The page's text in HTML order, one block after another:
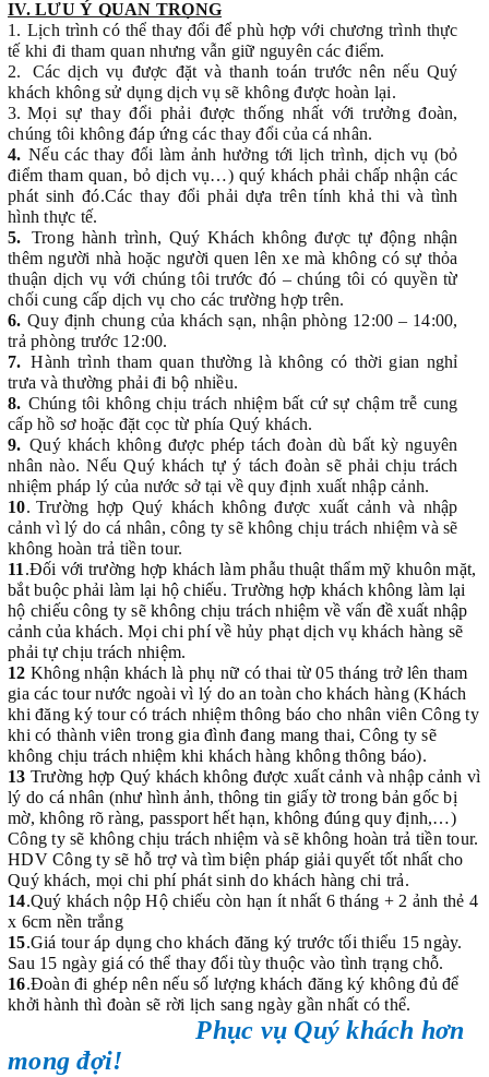
IV. LƯU Ý QUAN TRỌNG
1. Lịch trình có thể thay đổi để phù hợp với chương trình thực
tế khi đi tham quan nhưng vẫn giữ nguyên các điểm.
2.
Các dịch vụ được đặt và thanh toán trước nên nếu Quý
khách không sử dụng dịch vụ sẽ không được hoàn lại.
3. Mọi sự thay đổi phải được thống nhất với trưởng đoàn,
chúng tôi không đáp ứng các thay đổi của cá nhân.
4. Nếu các thay đổi làm ảnh hưởng tới lịch trình, dịch vụ (bỏ
điểm tham quan, bỏ dịch vụ…) quý khách phải chấp nhận các
phát sinh đó.Các thay đổi phải dựa trên tính khả thi và tình
hình thực tế.
5. Trong hành trình, Quý Khách không được tự động nhận
thêm người nhà hoặc người quen lên xe mà không có sự thỏa
thuận dịch vụ với chúng tôi trước đó – chúng tôi có quyền từ
chối cung cấp dịch vụ cho các trường hợp trên.
6. Quy định chung của khách sạn, nhận phòng 12:00 – 14:00,
trả phòng trước 12:00.
7. Hành trình tham quan thường là không có thời gian nghỉ
trưa và thường phải đi bộ nhiều.
8. Chúng tôi không chịu trách nhiệm bất cứ sự chậm trễ cung
cấp hồ sơ hoặc đặt cọc từ phía Quý khách.
9. Quý khách không được phép tách đoàn dù bất kỳ nguyên
nhân nào. Nếu Quý khách tự ý tách đoàn sẽ phải chịu trách
nhiệm pháp lý của nước sở tại về quy định xuất nhập cảnh.
10. Trường hợp Quý khách không được xuất cảnh và nhập
cảnh vì lý do cá nhân, công ty sẽ không chịu trách nhiệm và sẽ
không hoàn trả tiền tour.
11 .Đối với trường hợp khách làm phẫu thuật thẩm mỹ khuôn mặt,
bắt buộc phải làm lại hộ chiếu. Trường hợp khách không làm lại
hộ chiếu công ty sẽ không chịu trách nhiệm về vấn đề xuất nhập
cảnh của khách. Mọi chi phí về hủy phạt dịch vụ khách hàng sẽ
phải tự chịu trách nhiệm.
12 Không nhận khách là phụ nữ có thai từ 05 tháng trở lên tham
gia các tour nước ngoài vì lý do an toàn cho khách hàng (Khách
khi đăng ký tour có trách nhiệm thông báo cho nhân viên Công ty
khi có thành viên trong gia đình đang mang thai, Công ty sẽ
không chịu trách nhiệm khi khách hàng không thông báo).
13 Trường hợp Quý khách không được xuất cảnh và nhập cảnh vì
lý do cá nhân (như hình ảnh, thông tin giấy tờ trong bản gốc bị
mờ, không rõ ràng, passport hết hạn, không đúng quy định,…)
Công ty sẽ không chịu trách nhiệm và sẽ không hoàn trả tiền tour.
HDV Công ty sẽ hỗ trợ và tìm biện pháp giải quyết tốt nhất cho
Quý khách, mọi chi phí phát sinh do khách hàng chi trả.
14.Quý khách nộp Hộ chiếu còn hạn ít nhất 6 tháng + 2 ảnh thẻ 4
x 6cm nền trắng
15.Giá tour áp dụng cho khách đăng ký trước tối thiểu 15 ngày.
Sau 15 ngày giá có thể thay đổi tùy thuộc vào tình trạng chỗ.
16.Đoàn đi ghép nên nếu số lượng khách đăng ký không đủ để
khởi hành thì đoàn sẽ rời lịch sang ngày gần nhất có thể.
Phục vụ Quý khách hơn
mong đợi!